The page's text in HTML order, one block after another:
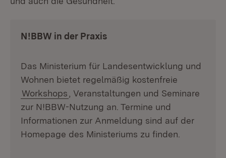
N!BBW in der Praxis
Das Ministerium für Landesentwicklung und
Wohnen bietet regelmäßig kostenfreie
Workshops
, Veranstaltungen und Seminare
zur N!BBW-Nutzung an. Termine und
Informationen zur Anmeldung sind auf der
Homepage des Ministeriums zu finden.